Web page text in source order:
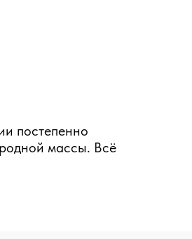
постепенно
массы. Всё